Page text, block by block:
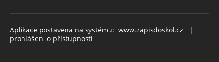
Aplikace postavena na systému: www.zapisdoskol.cz |
prohlášení o přístupnosti